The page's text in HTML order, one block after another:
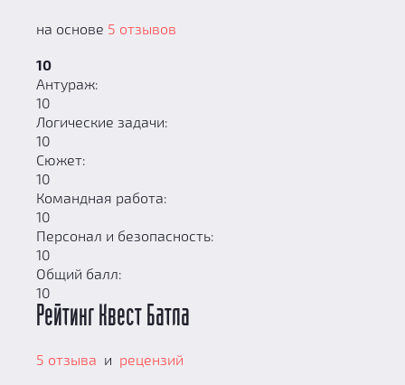
на основе 5 отзывов
10
Антураж:
10
Логические задачи:
10
Сюжет:
10
Командная работа:
10
Персонал и безопасность:
10
Общий балл:
10
Рейтинг Квест Батла
5 отзыва и рецензий